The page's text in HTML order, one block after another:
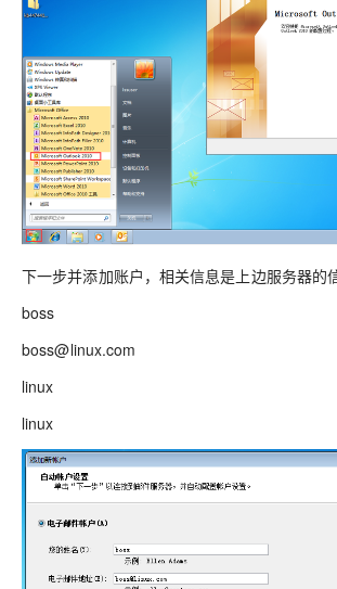
下一步并添加账户，相关信息是上边服务器的
boss
boss@linux.com
linux
linux